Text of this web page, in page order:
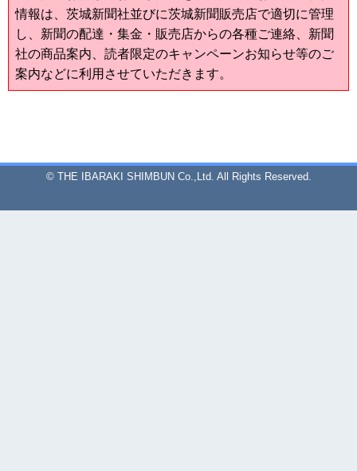
情報は、茨城新聞社並びに茨城新聞販売店で適切に管理
し、新聞の配達・集金・販売店からの各種ご連絡、新聞
社の商品案内、読者限定のキャンペーンお知らせ等のご
案内などに利用させていただきます。
© THE IBARAKI SHIMBUN Co.,Ltd. All Rights Reserved.